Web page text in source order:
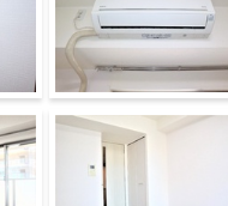
その他設備